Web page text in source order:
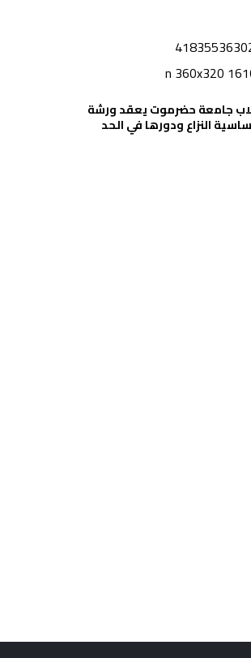
جامعة حضرموت يعقد ورشة
النزاع ودورها في الحد